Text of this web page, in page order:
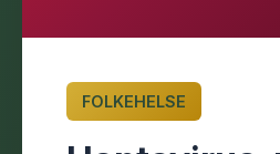
FOLKEHELSE